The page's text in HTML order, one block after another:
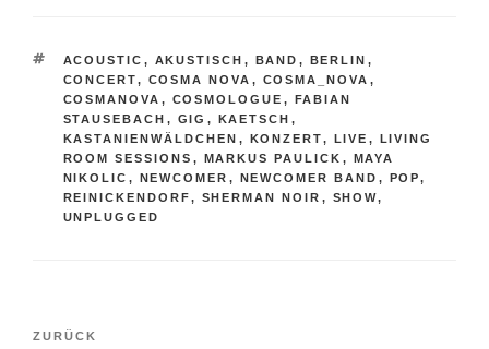
SCHLAGWÖRTER
ACOUSTIC , AKUSTISCH , BAND , BERLIN ,
CONCERT, COSMA NOVA , COSMA_NOVA ,
COSMANOVA , COSMOLOGUE ,
FABIAN
STAUSEBACH , GIG , KAETSCH ,
KASTANIENWÄLDCHEN , KONZERT, LIVE ,
LIVING
ROOM SESSIONS , MARKUS PAULICK ,
MAYA
NIKOLIC , NEWCOMER , NEWCOMER BAND , POP,
REINICKENDORF, SHERMAN NOIR , SHOW,
UNPLUGGED
Beitragsnavigation
Vorheriger
ZURÜCK